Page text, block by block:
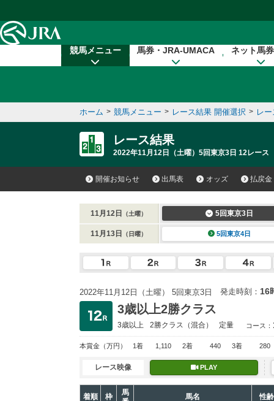
競馬メニュー 馬券・JRA-UMACA ネット馬
ホーム > 競馬メニュー > レース結果 開催選択 > レ
レース結果
2022年11月12日（土曜）5回東京3日 12レース
開催お知らせ 出馬表 オッズ 払戻金
11月12日 （土曜） 5回東京3日
11月13日 （日曜） 5回東京4日
2022年11月12日（土曜） 5回東京3日 発走時刻： 16
3歳以上2勝クラス
3歳以上 2勝クラス （混合） 定量 コース：
本賞金 （万円） 1着 1,110 2着 440 3着 280
レース映像 PLAY
着順 枠
馬
馬名 性齢